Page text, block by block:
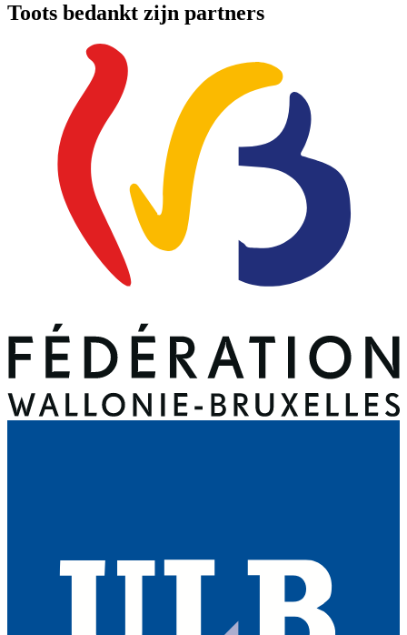
Toots bedankt zijn partners